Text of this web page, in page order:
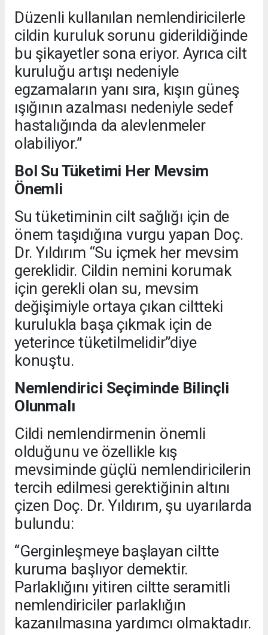
Düzenli kullanılan nemlendiricilerle
cildin kuruluk sorunu giderildiğinde
bu şikayetler sona eriyor. Ayrıca cilt
kuruluğu artışı nedeniyle
egzamaların yanı sıra, kışın güneş
ışığının azalması nedeniyle sedef
hastalığında da alevlenmeler
olabiliyor.”
Bol Su Tüketimi Her Mevsim
Önemli
Su tüketiminin cilt sağlığı için de
önem taşıdığına vurgu yapan Doç.
Dr. Yıldırım “Su içmek her mevsim
gereklidir. Cildin nemini korumak
için gerekli olan su, mevsim
değişimiyle ortaya çıkan ciltteki
kurulukla başa çıkmak için de
yeterince tüketilmelidir”diye
konuştu.
Nemlendirici Seçiminde Bilinçli
Olunmalı
Cildi nemlendirmenin önemli
olduğunu ve özellikle kış
mevsiminde güçlü nemlendiricilerin
tercih edilmesi gerektiğinin altını
çizen Doç. Dr. Yıldırım, şu uyarılarda
bulundu:
“Gerginleşmeye başlayan ciltte
kuruma başlıyor demektir.
Parlaklığını yitiren ciltte seramitli
nemlendiriciler parlaklığın
kazanılmasına yardımcı olmaktadır.